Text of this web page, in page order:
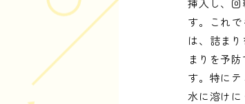
挿入し、
す。これ
は、詰ま
まりを予
す。特に
水に溶け